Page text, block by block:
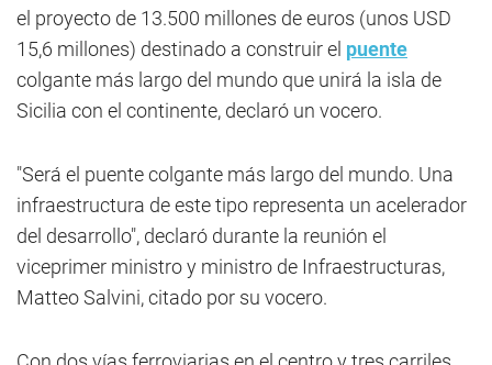
el proyecto de 13.500 millones de euros (unos USD
15,6 millones) destinado a construir el puente
colgante más largo del mundo que unirá la isla de
Sicilia con el continente, declaró un vocero.
"Será el puente colgante más largo del mundo. Una
infraestructura de este tipo representa un acelerador
del desarrollo", declaró durante la reunión el
viceprimer ministro y ministro de Infraestructuras,
Matteo Salvini, citado por su vocero.